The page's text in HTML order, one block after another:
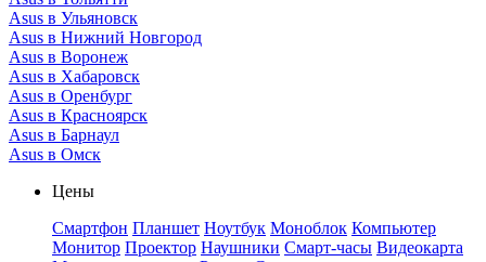
Asus в Ульяновск
Asus в Нижний Новгород
Asus в Воронеж
Asus в Хабаровск
Asus в Оренбург
Asus в Красноярск
Asus в Барнаул
Asus в Омск
Цены
Смартфон Планшет Ноутбук Моноблок Компьютер
Монитор Проектор Наушники Смарт-часы Видеокарта